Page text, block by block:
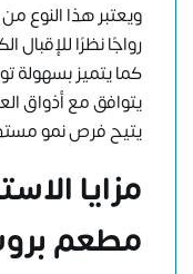
ويعتبر هذا النوع
رواجًا نظرًا للإقبال
كما يتميز بسهولة
يتوافق مع أذواق
يتيح فرص نمو
مزايا
مطعم